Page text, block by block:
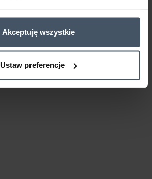
Akceptuję wszystkie
Ustaw preferencje